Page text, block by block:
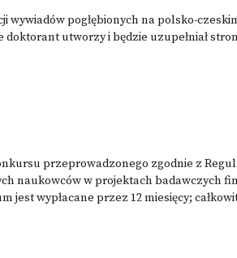
wywiadów pogłębionych na polsko-
doktorant utworzy i będzie uzupełniał
przeprowadzonego zgodnie z
naukowców w projektach badawczych
jest wypłacane przez 12 miesięcy;